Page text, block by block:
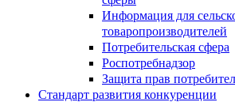
Информация для
товаропроизводителей
Потребительская сфера
Роспотребнадзор
Защита прав
Стандарт развития конкуренции